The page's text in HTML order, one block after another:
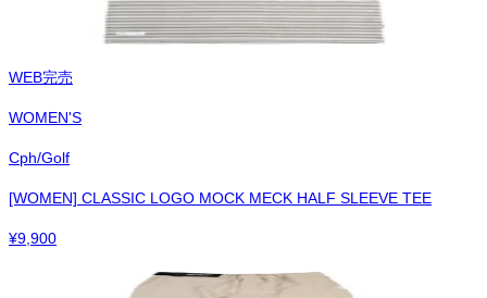
WEB完売
WOMEN'S
Cph/Golf
[WOMEN] CLASSIC LOGO MOCK MECK HALF SLEEVE TEE
¥9,900